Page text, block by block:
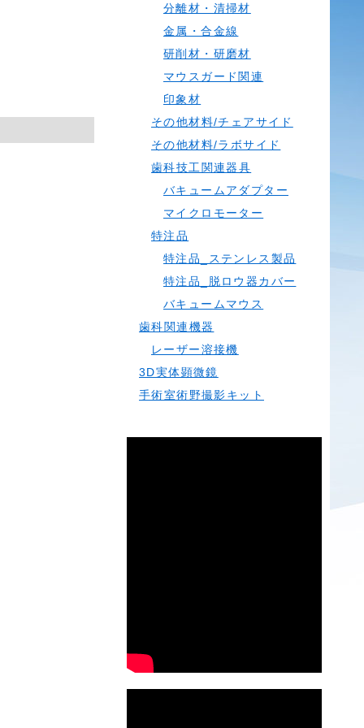
分離材・清掃材
金属・合金線
研削材・研磨材
マウスガード関連
印象材
その他材料/チェアサイド
その他材料/ラボサイド
歯科技工関連器具
バキュームアダプター
マイクロモーター
特注品
特注品_ステンレス製品
特注品_脱ロウ器カバー
バキュームマウス
歯科関連機器
レーザー溶接機
3D実体顕微鏡
手術室術野撮影キット